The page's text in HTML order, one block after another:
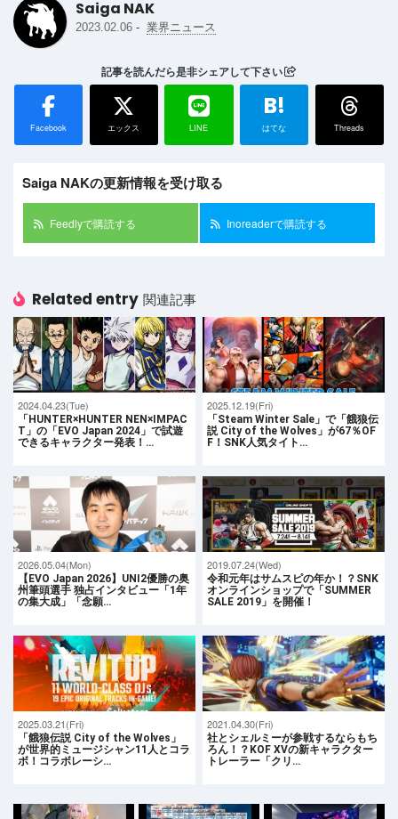
Saiga NAK
2023.02.06 - 業界ニュース
記事を読んだら是非シェアして下さい
Facebook エックス LINE
B!
はてな Threads
Saiga NAKの更新情報を受け取る
Feedlyで購読する Inoreaderで購読する
Related entry 関連記事
2024.04.23(Tue)
「HUNTER×HUNTER NEN×IMPAC
T」の「EVO Japan 2024」で試遊
できるキャラクター発表！…
2025.12.19(Fri)
「Steam Winter Sale」で「餓狼伝
説 City of the Wolves」が67％OF
F！SNK人気タイト…
2026.05.04(Mon)
【EVO Japan 2026】UNI2優勝の奥
州筆頭選手 独占インタビュー「1年
の集大成」「念願…
2019.07.24(Wed)
令和元年はサムスピの年か！？SNK
オンラインショップで「SUMMER
SALE 2019」を開催！
2025.03.21(Fri)
「餓狼伝説 City of the Wolves」
が世界的ミュージシャン11人とコラ
ボ！コラボレーシ…
2021.04.30(Fri)
社とシェルミーが参戦するならもち
ろん！？KOF XVの新キャラクター
トレーラー「クリ…